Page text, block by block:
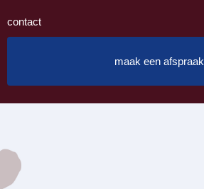
contact
maak een afspraak